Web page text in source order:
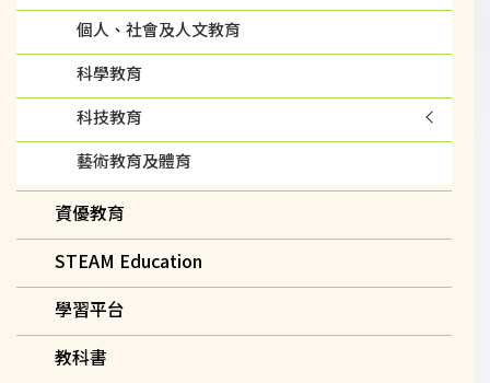
個人、社會及人文教育
科學教育
科技教育
藝術教育及體育
資優教育
STEAM Education
學習平台
教科書